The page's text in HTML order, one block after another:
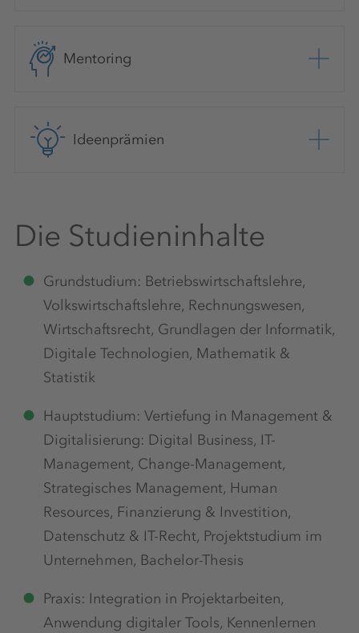
Mentoring
Ideenprämien
Die Studieninhalte
Grundstudium: Betriebswirtschaftslehre,
Volkswirtschaftslehre, Rechnungswesen,
Wirtschaftsrecht, Grundlagen der Informatik,
Digitale Technologien, Mathematik &
Statistik
Hauptstudium: Vertiefung in Management &
Digitalisierung: Digital Business, IT-
Management, Change-Management,
Strategisches Management, Human
Resources, Finanzierung & Investition,
Datenschutz & IT-Recht, Projektstudium im
Unternehmen, Bachelor-Thesis
Praxis: Integration in Projektarbeiten,
Anwendung digitaler Tools, Kennenlernen